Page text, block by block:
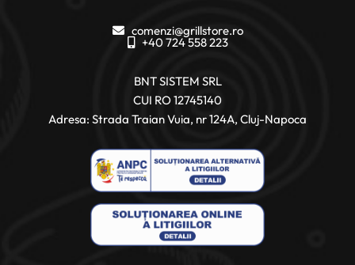
comenzi@grillstore.ro
+40 724 558 223
BNT SISTEM SRL
CUI RO 12745140
Adresa: Strada Traian Vuia, nr 124A, Cluj-Napoca